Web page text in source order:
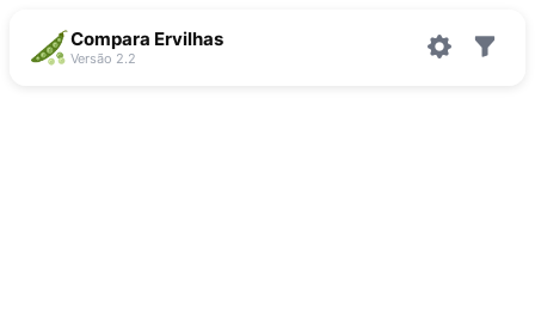
Compara Ervilhas
Versão 2.2